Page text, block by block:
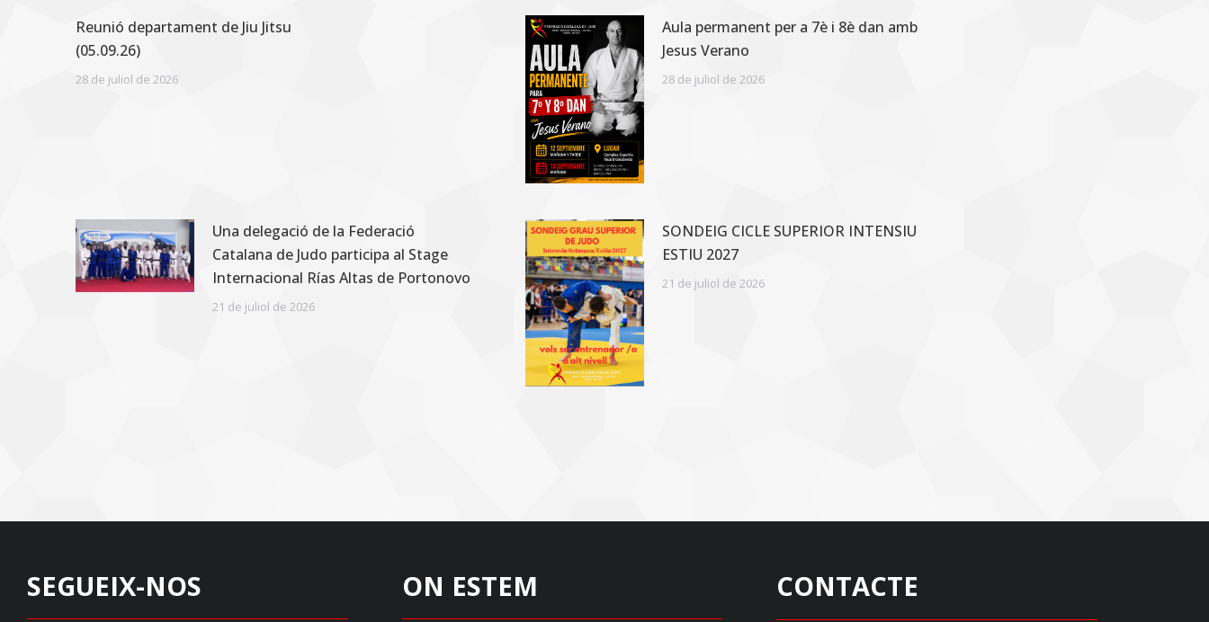
Reunió departament de Jiu Jitsu
(05.09.26)
28 de juliol de 2026
Aula permanent per a 7è i 8è dan amb
Jesus Verano
28 de juliol de 2026
Una delegació de la Federació
Catalana de Judo participa al Stage
Internacional Rías Altas de Portonovo
21 de juliol de 2026
SONDEIG CICLE SUPERIOR INTENSIU
ESTIU 2027
21 de juliol de 2026
SEGUEIX-NOS ON ESTEM CONTACTE